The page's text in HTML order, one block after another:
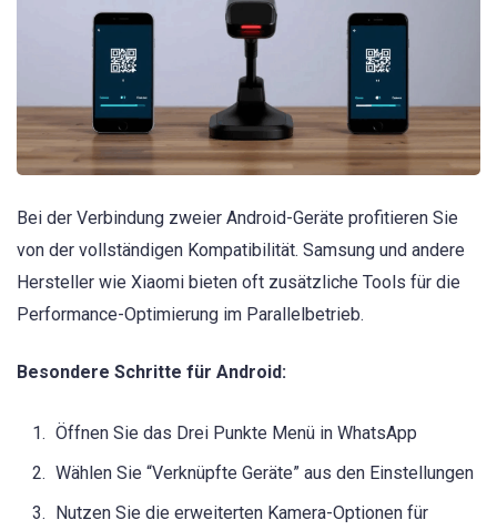
Bei der Verbindung zweier Android-Geräte profitieren Sie
von der vollständigen Kompatibilität. Samsung und andere
Hersteller wie Xiaomi bieten oft zusätzliche Tools für die
Performance-Optimierung im Parallelbetrieb.
Besondere Schritte für Android:
Öffnen Sie das Drei Punkte Menü in WhatsApp
Wählen Sie “Verknüpfte Geräte” aus den Einstellungen
Nutzen Sie die erweiterten Kamera-Optionen für